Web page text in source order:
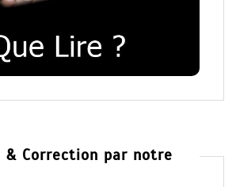
& Correction par notre